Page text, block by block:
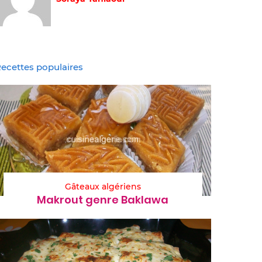
populaires
Gâteaux algériens
Makrout genre Baklawa